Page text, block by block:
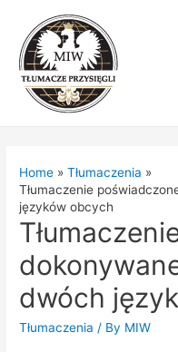
Home
Tłumaczenia
Tłumaczenie
języków obcych
dwóch
Tłumaczenia / By MIW